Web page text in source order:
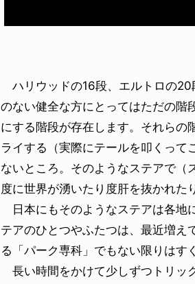
ハリウッドの16段、エルトロの20
のない健全な方にとってはただの階
にする階段が存在します。それらの
ライする（実際にテールを叩くって
ないところ。そのようなステアで（
度に世界が湧いたり度肝を抜かれた
日本にもそのようなステアは各地
テアのひとつやふたつは、最近増え
る「パーク専科」でもない限りはす
長い時間をかけて少しずつトリッ